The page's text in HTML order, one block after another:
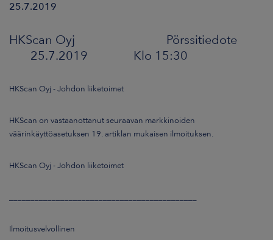
TIETOA MEISTÄ
MARKKINAT
URA
25.7.2019
HKScan Oyj Pörssitiedote
25.7.2019 Klo 15:30
HKScan Oyj - Johdon liiketoimet
HKScan on vastaanottanut seuraavan markkinoiden
väärinkäyttöasetuksen 19. artiklan mukaisen ilmoituksen.
HKScan Oyj - Johdon liiketoimet
Ilmoitusvelvollinen